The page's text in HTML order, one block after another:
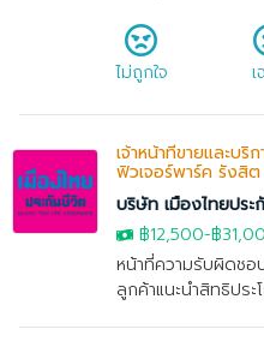
ไม่ถูกใจ
เจ้าหน้าที่ขายและบริ
ฟิวเจอร์พาร์ค รังสิต
บริษัท เมืองไทยปร
฿12,500-฿
หน้าที่ความรับผิดชอ
ลูกค้าแนะนำสิทธิประ